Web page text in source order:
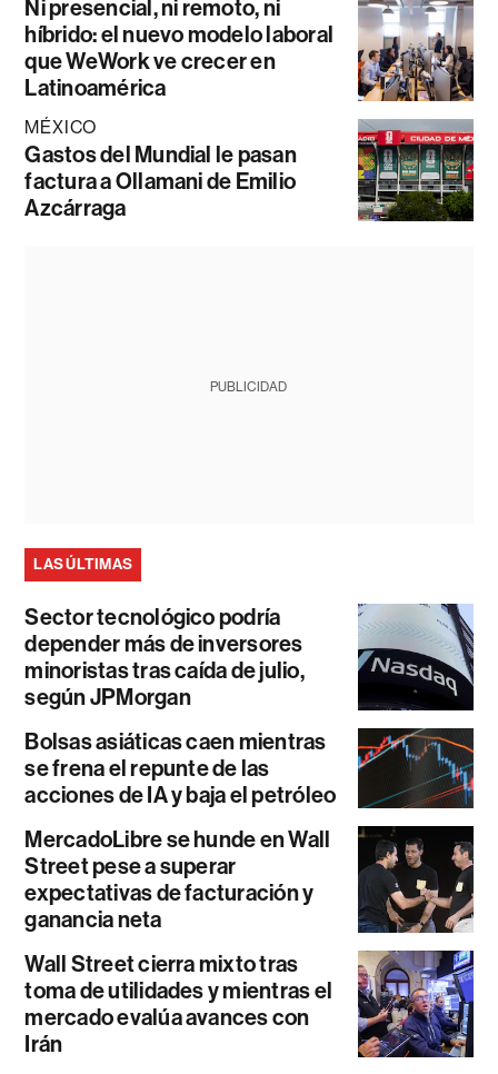
Ni presencial, ni remoto, ni
híbrido: el nuevo modelo laboral
que WeWork ve crecer en
Latinoamérica
MÉXICO
Gastos del Mundial le pasan
factura a Ollamani de Emilio
Azcárraga
PUBLICIDAD
LAS ÚLTIMAS
Sector tecnológico podría
depender más de inversores
minoristas tras caída de julio,
según JPMorgan
Bolsas asiáticas caen mientras
se frena el repunte de las
acciones de IA y baja el petróleo
MercadoLibre se hunde en Wall
Street pese a superar
expectativas de facturación y
ganancia neta
Wall Street cierra mixto tras
toma de utilidades y mientras el
mercado evalúa avances con
Irán